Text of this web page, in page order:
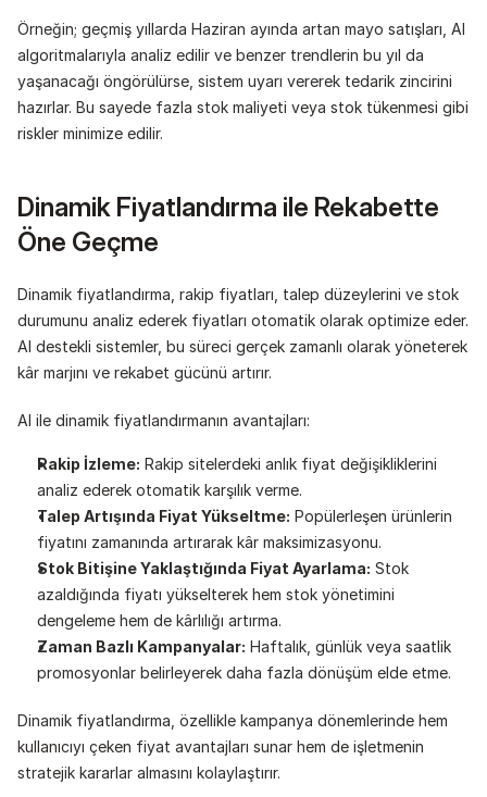
Örneğin; geçmiş yıllarda Haziran ayında artan mayo satışları, AI
algoritmalarıyla analiz edilir ve benzer trendlerin bu yıl da
yaşanacağı öngörülürse, sistem uyarı vererek tedarik zincirini
hazırlar. Bu sayede fazla stok maliyeti veya stok tükenmesi gibi
riskler minimize edilir.
Dinamik Fiyatlandırma ile Rekabette
Öne Geçme
Dinamik fiyatlandırma, rakip fiyatları, talep düzeylerini ve stok
durumunu analiz ederek fiyatları otomatik olarak optimize eder.
AI destekli sistemler, bu süreci gerçek zamanlı olarak yöneterek
kâr marjını ve rekabet gücünü artırır.
AI ile dinamik fiyatlandırmanın avantajları:
Rakip İzleme: Rakip sitelerdeki anlık fiyat değişikliklerini
analiz ederek otomatik karşılık verme.
Talep Artışında Fiyat Yükseltme: Popülerleşen ürünlerin
fiyatını zamanında artırarak kâr maksimizasyonu.
Stok Bitişine Yaklaştığında Fiyat Ayarlama: Stok
azaldığında fiyatı yükselterek hem stok yönetimini
dengeleme hem de kârlılığı artırma.
Zaman Bazlı Kampanyalar: Haftalık, günlük veya saatlik
promosyonlar belirleyerek daha fazla dönüşüm elde etme.
Dinamik fiyatlandırma, özellikle kampanya dönemlerinde hem
kullanıcıyı çeken fiyat avantajları sunar hem de işletmenin
stratejik kararlar almasını kolaylaştırır.